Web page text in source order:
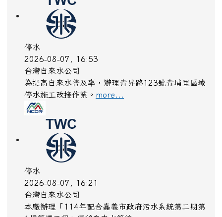
停水
2026-08-07, 16:53
台灣自來水公司
為提高自來水普及率，辦理青昇路123號青埔里區域
停水施工改接作業。 more...
停水
2026-08-07, 16:21
台灣自來水公司
本廠辦理「114年配合嘉義市政府污水系統第二期第